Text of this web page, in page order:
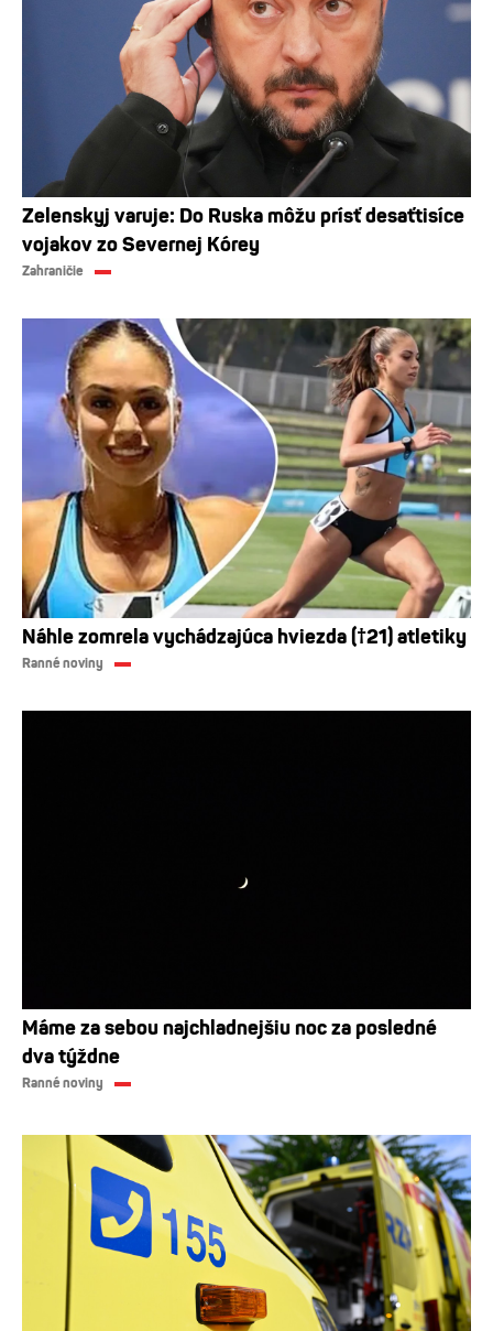
Zelenskyj varuje: Do Ruska môžu prísť desaťtisíce
vojakov zo Severnej Kórey
Zahraničie
Náhle zomrela vychádzajúca hviezda (†21) atletiky
Ranné noviny
Máme za sebou najchladnejšiu noc za posledné
dva týždne
Ranné noviny